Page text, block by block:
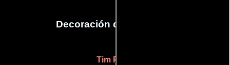
Decoración de escenario
Tim Pope